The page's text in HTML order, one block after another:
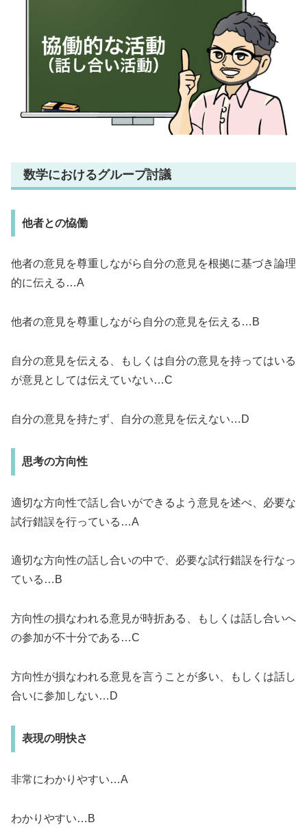
数学におけるグループ討議
他者との恊働
他者の意見を尊重しながら自分の意見を根拠に基づき論理
的に伝える…A
他者の意見を尊重しながら自分の意見を伝える…B
自分の意見を伝える、もしくは自分の意見を持ってはいる
が意見としては伝えていない…C
自分の意見を持たず、自分の意見を伝えない…D
思考の方向性
適切な方向性で話し合いができるよう意見を述べ、必要な
試行錯誤を行っている…A
適切な方向性の話し合いの中で、必要な試行錯誤を行なっ
ている…B
方向性の損なわれる意見が時折ある、もしくは話し合いへ
の参加が不十分である…C
方向性が損なわれる意見を言うことが多い、もしくは話し
合いに参加しない…D
表現の明快さ
非常にわかりやすい…A
わかりやすい…B